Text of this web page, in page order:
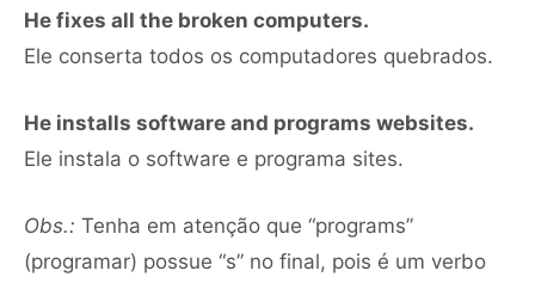
He fixes all the broken computers.
Ele conserta todos os computadores quebrados.
He installs software and programs websites.
Ele instala o software e programa sites.
Obs.: Tenha em atenção que “programs”
(programar) possue “s” no final, pois é um verbo